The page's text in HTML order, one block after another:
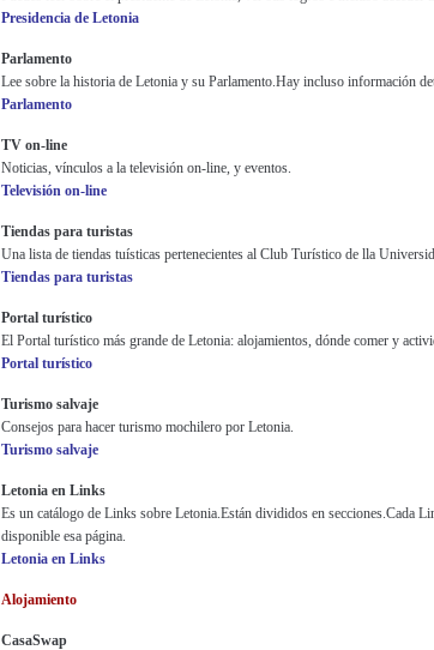
Presidencia de Letonia
Parlamento
Lee sobre la historia de Letonia y su Parlamento.Hay incluso información
Parlamento
TV on-line
Noticias, vínculos a la televisión on-line, y eventos.
Televisión on-line
Tiendas para turistas
Una lista de tiendas tuísticas pertenecientes al Club Turístico de lla
Tiendas para turistas
Portal turístico
El Portal turístico más grande de Letonia: alojamientos, dónde comer y
Portal turístico
Turismo salvaje
Consejos para hacer turismo mochilero por Letonia.
Turismo salvaje
Letonia en Links
Es un catálogo de Links sobre Letonia.Están divididos en secciones.Cada
disponible esa página.
Letonia en Links
Alojamiento
CasaSwap